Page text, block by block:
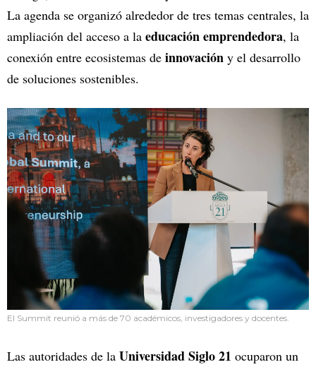
La agenda se organizó alrededor de tres temas centrales, la
ampliación del acceso a la educación emprendedora, la
conexión entre ecosistemas de innovación y el desarrollo
de soluciones sostenibles.
El Summit reunió a más de 70 académicos, investigadores y docentes.
Las autoridades de la Universidad Siglo 21 ocuparon un